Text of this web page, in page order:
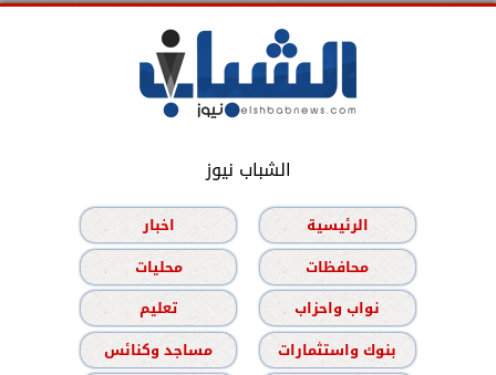
الشباب نيوز
الرئيسية
اخبار
محافظات
محليات
نواب واحزاب
تعليم
بنوك واستثمارات
مساجد وكنائس